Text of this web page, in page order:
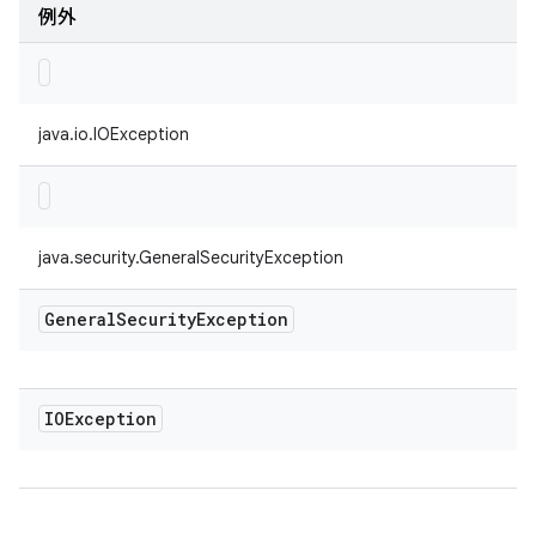
例外
java.io.IOException
java.security.GeneralSecurityException
GeneralSecurityException
IOException